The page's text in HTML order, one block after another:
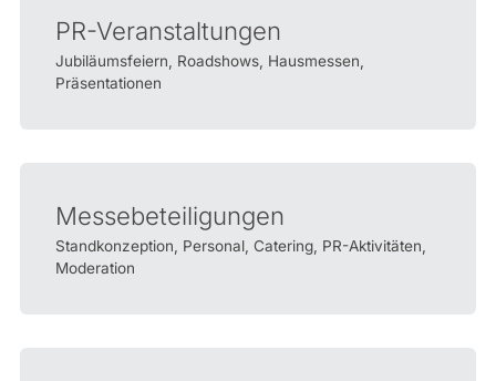
PR-Veranstaltungen
Jubiläumsfeiern, Roadshows, Hausmessen,
Präsentationen
Messebeteiligungen
Standkonzeption, Personal, Catering, PR-Aktivitäten,
Moderation